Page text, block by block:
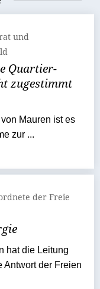
und
Quartier-
zugestimmt
Mauren ist es
zur ...
der Freie
hat die Leitung
Ant­wort der Freien